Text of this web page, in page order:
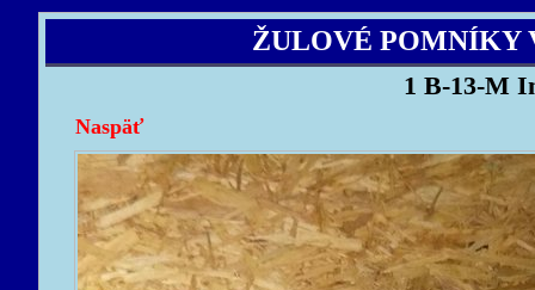
ŽULOVÉ POMNÍKY
1 B-13-M
Naspäť